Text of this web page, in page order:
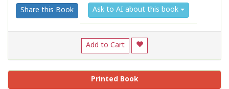
Share this Book Ask to AI about this book
Add to Cart
Printed Book